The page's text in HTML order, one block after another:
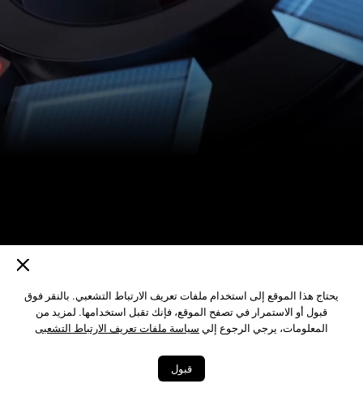
يحتاج هذا الموقع إلى استخدام ملفات تعريف الارتباط التشعبي. بالنقر فوق
قبول أو الاستمرار في تصفح الموقع، فإنك تقبل استخدامها. لمزيد من
المعلومات، يرجي الرجوع إلي سياسة ملفات تعريف الارتباط التشعبى
قبول